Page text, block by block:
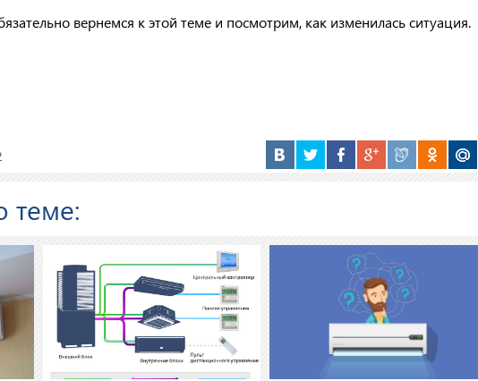
вернемся к этой теме и посмотрим, как изменилась ситуация.
теме: